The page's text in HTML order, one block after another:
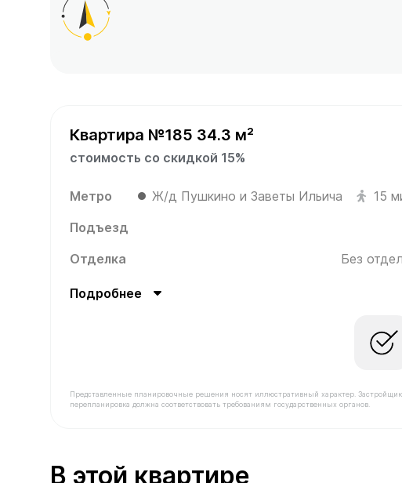
Квартира №185 34.3 м²
стоимость со скидкой 15%
Метро Ж/д Пушкино и Заветы Ильича 15
Подъезд
Отделка
Без
Подробнее
Представленные планировочные решения носят иллюстративный характер. Застройщик
перепланировка должна соответствовать требованиям государственных органов.
В этой квартире